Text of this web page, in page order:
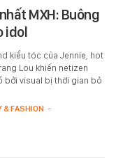
MXH: Buông
idol
kiểu tóc của Jennie, hot
Lou khiến netizen
bởi visual bị thời gian bỏ
& FASHION -